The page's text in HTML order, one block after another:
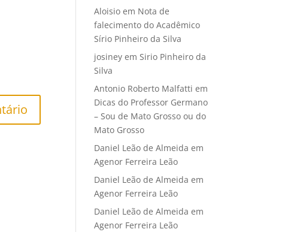
Aloisio em Nota de
falecimento do Acadêmico
Sírio Pinheiro da Silva
josiney emSirio Pinheiro da
Silva
Antonio Roberto Malfatti em
Dicas do Professor Germano
– Sou de Mato Grosso ou do
Mato Grosso
Daniel Leão de Almeida em
Agenor Ferreira Leão
Daniel Leão de Almeida em
Agenor Ferreira Leão
Daniel Leão de Almeida em
Agenor Ferreira Leão